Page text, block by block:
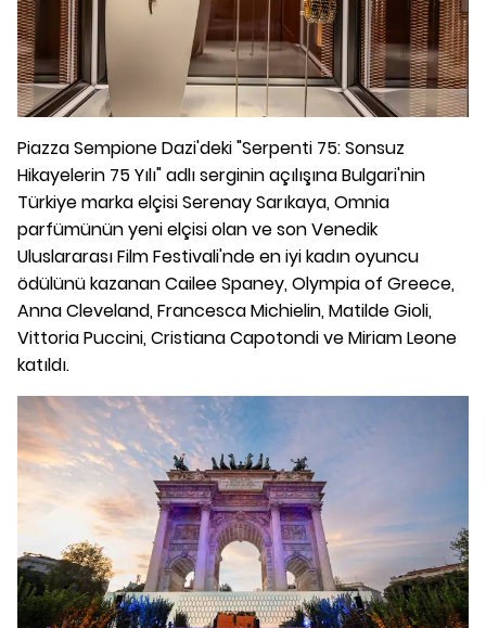
Piazza Sempione Dazi'deki "Serpenti 75: Sonsuz
Hikayelerin 75 Yılı" adlı serginin açılışına Bulgari'nin
Türkiye marka elçisi Serenay Sarıkaya, Omnia
parfümünün yeni elçisi olan ve son Venedik
Uluslararası Film Festivali'nde en iyi kadın oyuncu
ödülünü kazanan Cailee Spaney, Olympia of Greece,
Anna Cleveland, Francesca Michielin, Matilde Gioli,
Vittoria Puccini, Cristiana Capotondi ve Miriam Leone
katıldı.